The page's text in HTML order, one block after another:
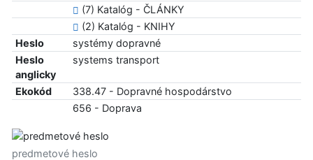
(7) Katalóg - ČLÁNKY
(2) Katalóg - KNIHY
Heslo
systémy dopravné
Heslo
anglicky
systems transport
Ekokód
338.47 - Dopravné hospodárstvo
656 - Doprava
predmetové heslo